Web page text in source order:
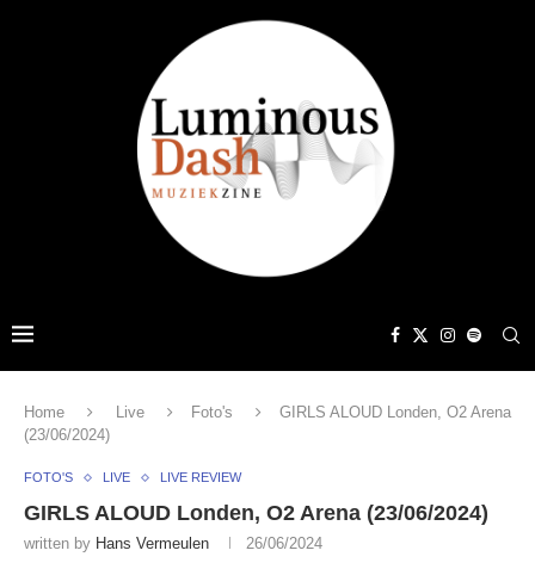
Home Live Foto's
GIRLS ALOUD Londen, O2 Arena
(23/06/2024)
FOTO'S LIVE LIVE REVIEW
GIRLS ALOUD Londen, O2 Arena (23/06/2024)
written by Hans Vermeulen 26/06/2024